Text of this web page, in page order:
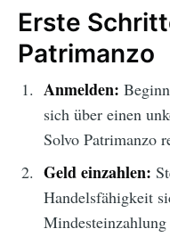
Erste
Patrimanzo
Anmelden:
sich über einen
Solvo Patrimanzo
Geld einzahlen:
Handelsfähigkeit